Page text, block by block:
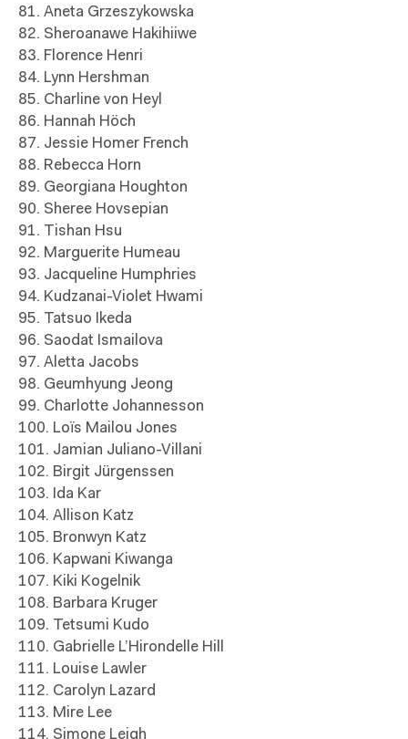
81. Aneta Grzeszykowska
82. Sheroanawe Hakihiiwe
83. Florence Henri
84. Lynn Hershman
85. Charline von Heyl
86. Hannah Höch
87. Jessie Homer French
88. Rebecca Horn
89. Georgiana Houghton
90. Sheree Hovsepian
91. Tishan Hsu
92. Marguerite Humeau
93. Jacqueline Humphries
94. Kudzanai-Violet Hwami
95. Tatsuo Ikeda
96. Saodat Ismailova
97. Aletta Jacobs
98. Geumhyung Jeong
99. Charlotte Johannesson
100. Loïs Mailou Jones
101. Jamian Juliano-Villani
102. Birgit Jürgenssen
103. Ida Kar
104. Allison Katz
105. Bronwyn Katz
106. Kapwani Kiwanga
107. Kiki Kogelnik
108. Barbara Kruger
109. Tetsumi Kudo
110. Gabrielle L’Hirondelle Hill
111. Louise Lawler
112. Carolyn Lazard
113. Mire Lee
114. Simone Leigh